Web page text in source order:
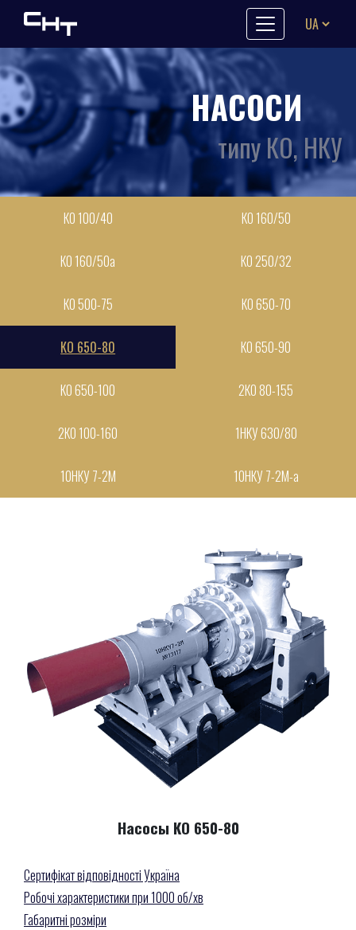
Skip to content
НАСОСИ
типу КО, НКУ
КО 100/40 КО 160/50
КО 160/50а КО 250/32
КО 500-75 КО 650-70
КО 650-80 КО 650-90
КО 650-100 2КО 80-155
2КО 100-160 1НКУ 630/80
10НКУ 7-2М 10НКУ 7-2М-а
Насосы КО 650-80
Сертифікат відповідності Україна
Робочі характеристики при 1000 об/хв
Габаритні розміри